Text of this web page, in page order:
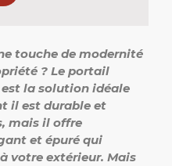
touche de modernité
? Le portail
la solution idéale
il est durable et
mais il offre
et épuré qui
votre extérieur. Mais